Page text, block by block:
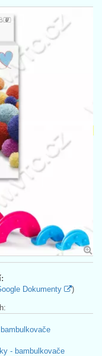
Dokumenty )
- bambulkovače